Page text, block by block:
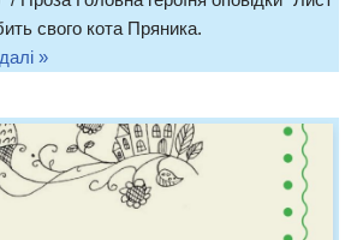
свого кота Пряника.
»